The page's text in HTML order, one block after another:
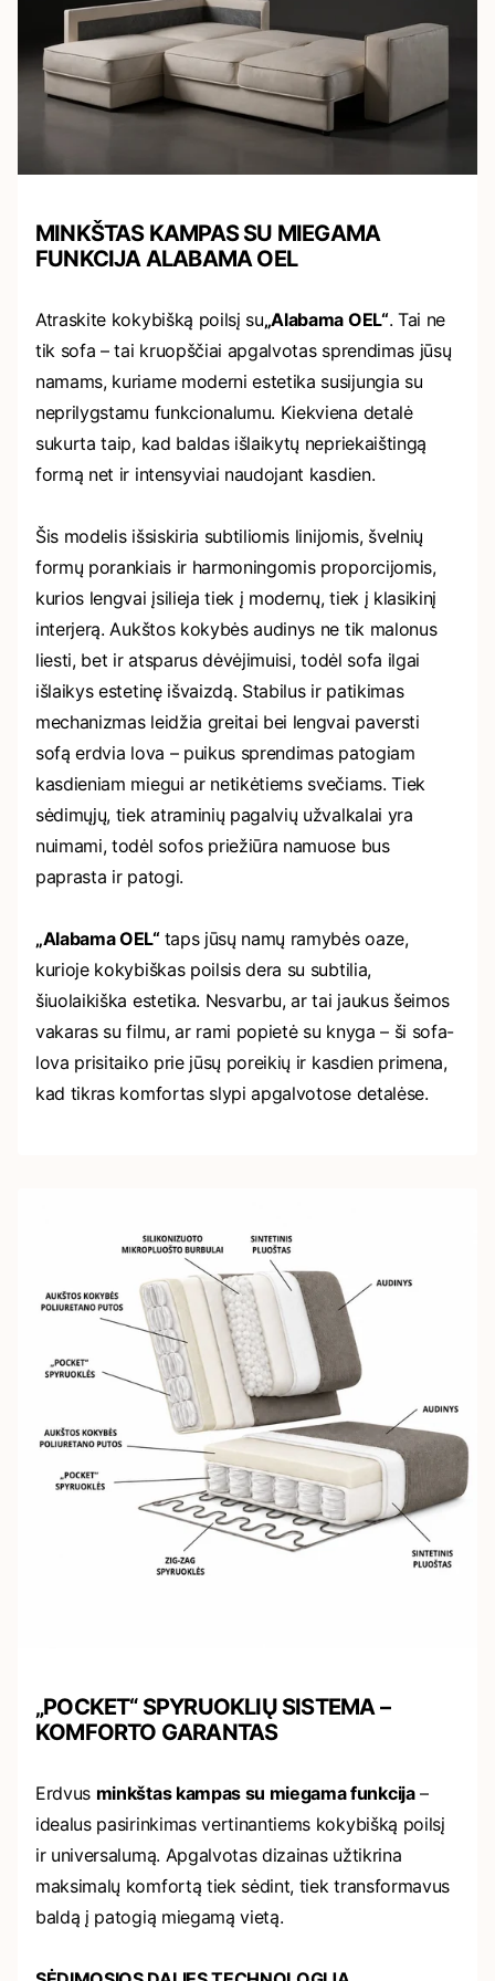
MINKŠTAS KAMPAS SU MIEGAMA
FUNKCIJA ALABAMA OEL
Atraskite kokybišką poilsį su„Alabama OEL“. Tai ne
tik sofa – tai kruopščiai apgalvotas sprendimas jūsų
namams, kuriame moderni estetika susijungia su
neprilygstamu funkcionalumu. Kiekviena detalė
sukurta taip, kad baldas išlaikytų nepriekaištingą
formą net ir intensyviai naudojant kasdien.
Šis modelis išsiskiria subtiliomis linijomis, švelnių
formų porankiais ir harmoningomis proporcijomis,
kurios lengvai įsilieja tiek į modernų, tiek į klasikinį
interjerą. Aukštos kokybės audinys ne tik malonus
liesti, bet ir atsparus dėvėjimuisi, todėl sofa ilgai
išlaikys estetinę išvaizdą. Stabilus ir patikimas
mechanizmas leidžia greitai bei lengvai paversti
sofą erdvia lova – puikus sprendimas patogiam
kasdieniam miegui ar netikėtiems svečiams. Tiek
sėdimųjų, tiek atraminių pagalvių užvalkalai yra
nuimami, todėl sofos priežiūra namuose bus
paprasta ir patogi.
„Alabama OEL“ taps jūsų namų ramybės oaze,
kurioje kokybiškas poilsis dera su subtilia,
šiuolaikiška estetika. Nesvarbu, ar tai jaukus šeimos
vakaras su filmu, ar rami popietė su knyga – ši sofa-
lova prisitaiko prie jūsų poreikių ir kasdien primena,
kad tikras komfortas slypi apgalvotose detalėse.
„POCKET“ SPYRUOKLIŲ SISTEMA –
KOMFORTO GARANTAS
Erdvus minkštas kampas su miegama funkcija–
idealus pasirinkimas vertinantiems kokybišką poilsį
ir universalumą. Apgalvotas dizainas užtikrina
maksimalų komfortą tiek sėdint, tiek transformavus
baldą į patogią miegamą vietą.